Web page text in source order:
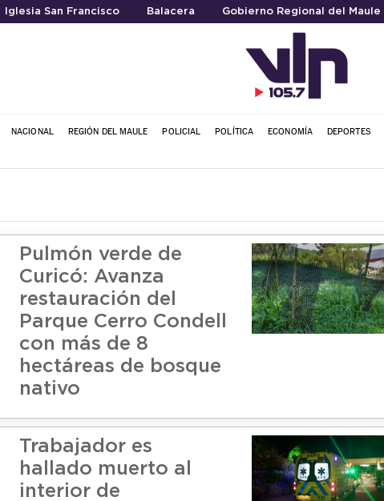
Iglesia San Francisco Balacera Gobierno Regional del Maule
NACIONAL REGIÓN DEL MAULE POLICIAL POLÍTICA ECONOMÍA DEPORTES
Pulmón verde de
Curicó: Avanza
restauración del
Parque Cerro Condell
con más de 8
hectáreas de bosque
nativo
Trabajador es
hallado muerto al
interior de